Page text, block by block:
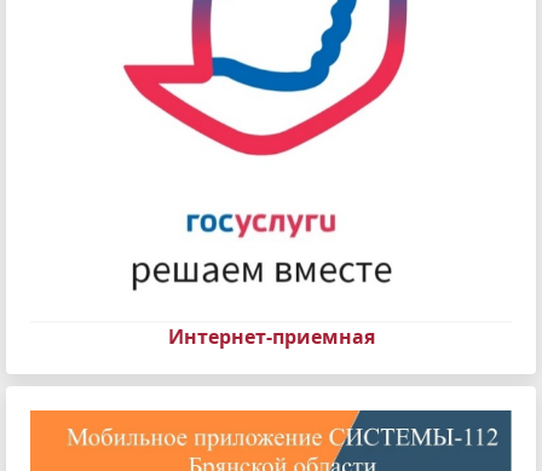
Интернет-приемная